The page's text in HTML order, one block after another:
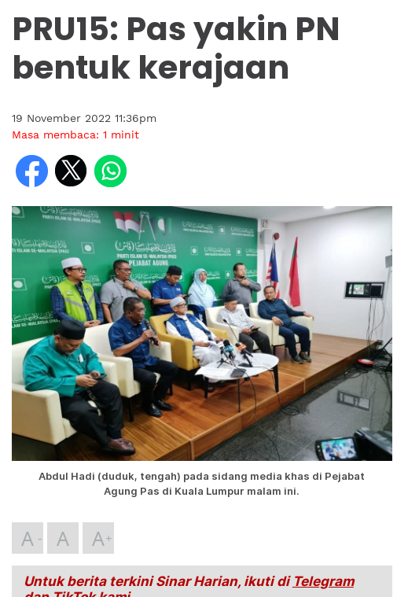
PRU15: Pas yakin PN
bentuk kerajaan
19 November 2022 11:36pm
Masa membaca: 1 minit
Abdul Hadi (duduk, tengah) pada sidang media khas di Pejabat
Agung Pas di Kuala Lumpur malam ini.
A A A
Untuk berita terkini Sinar Harian, ikuti di Telegram